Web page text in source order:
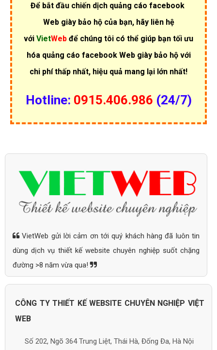
Để bắt đầu chiến dịch quảng cáo facebook
Web giày bảo hộ của bạn, hãy liên hệ
với VietWeb để chúng tôi có thể giúp bạn tối ưu
hóa quảng cáo facebook Web giày bảo hộ với
chi phí thấp nhất, hiệu quả mang lại lớn nhất!
Hotline: 0915.406.986 (24/7)
VietWeb gửi lời cảm ơn tới quý khách hàng đã luôn tin
dùng dịch vụ thiết kế website chuyên nghiệp suốt chặng
đường >8 năm vừa qua!
CÔNG TY THIẾT KẾ WEBSITE CHUYÊN NGHIỆP VIỆT
WEB
Số 202, Ngõ 364 Trung Liệt, Thái Hà, Đống Đa, Hà Nội